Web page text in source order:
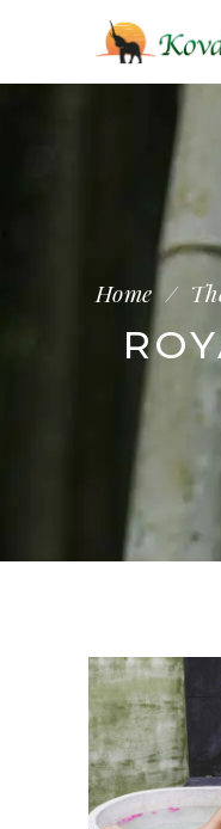
Home/